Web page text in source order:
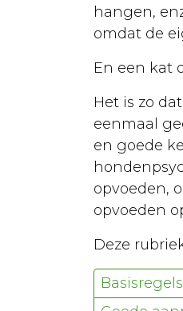
Euthanasie
Kanker
Aankoop
Opvoeding
Verzorging
Dierenarts
Ontwormen
Kattenbak
hangen,
omdat de
En een kat
Het is zo
eenmaal
en goede
opvoeden,
opvoeden
Deze
Basisregels